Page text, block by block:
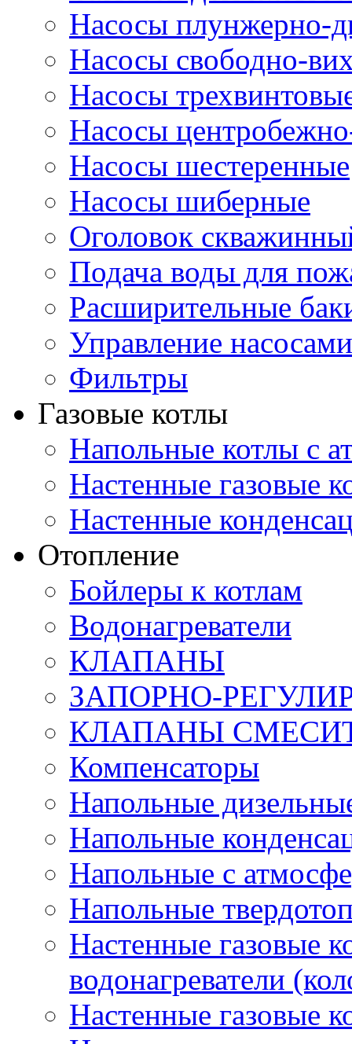
Насосы плунжерно-
Насосы свободно-
Насосы
Насосы
Насосы шестеренные
Насосы шиберные
Оголовок
Подача воды для
Расширительные
Управление насосами
Фильтры
Газовые котлы
Напольные котлы с
Настенные газовые
Настенные
Отопление
Бойлеры к котлам
Водонагреватели
КЛАПАНЫ
ЗАПОРНО-
КЛАПАНЫ
Компенсаторы
Напольные
Напольные
Напольные с
Напольные
Настенные газовые
водонагреватели
Настенные газовые